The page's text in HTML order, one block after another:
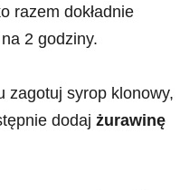
razem dokładnie
2 godziny.
zagotuj syrop klonowy,
dodaj żurawinę